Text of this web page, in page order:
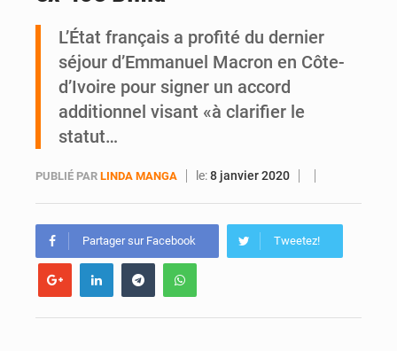
An 66 de l’Indépendance : l’intégralité du message à la Nation du président Alassane Ouattara
L’État français a profité du dernier
séjour d’Emmanuel Macron en Côte-
d’Ivoire pour signer un accord
additionnel visant «à clarifier le
statut…
PUBLIÉ PAR LINDA MANGA le:8 janvier 2020
Partager sur Facebook Tweetez!